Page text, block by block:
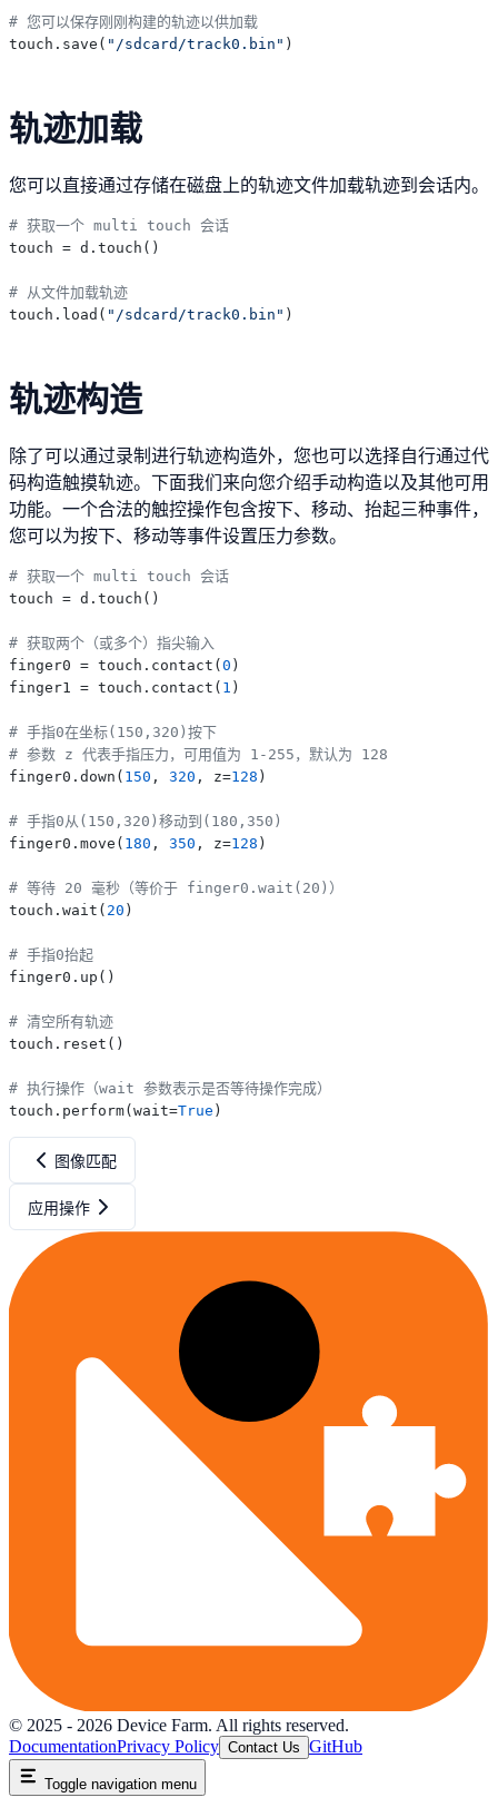
# 您可以保存刚刚构建的轨迹以供加载
touch.save( "/sdcard/track0.bin"
轨迹加载
您可以直接通过存储在磁盘上的轨迹文件加载轨迹到会话内。
# 获取一个 multi touch 会话
touch = d.touch()
# 从文件加载轨迹
touch.load( "/sdcard/track0.bin"
轨迹构造
除了可以通过录制进行轨迹构造外，您也可以选择自行通过代
码构造触摸轨迹。下面我们来向您介绍手动构造以及其他可用
功能。一个合法的触控操作包含按下、移动、抬起三种事件，
您可以为按下、移动等事件设置压力参数。
# 获取一个 multi touch 会话
touch = d.touch()
# 获取两个（或多个）指尖输入
finger0 = touch.contact( 0 )
finger1 = touch.contact( 1 )
# 手指0在坐标(150,320)按下
# 参数 z 代表手指压力，可用值为 1-255，默认为 128
finger0.down( 150 , 320 , z=128 )
# 手指0从(150,320)移动到(180,350)
finger0.move( 180 , 350 , z=128 )
# 等待 20 毫秒（等价于 finger0.wait(20)）
touch.wait( 20 )
# 手指0抬起
finger0.up()
# 清空所有轨迹
touch.reset()
# 执行操作（wait 参数表示是否等待操作完成）
touch.perform(wait=True
图像匹配
应用操作
© 2025 - 2026 Device Farm. All rights reserved.
DocumentationPrivacy Policy Contact Us GitHub
Toggle navigation menu